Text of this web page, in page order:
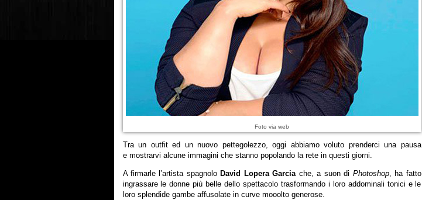
Foto via web
Tra un outfit ed un nuovo pettegolezzo, oggi abbiamo voluto prenderci una pausa
e mostrarvi alcune immagini che stanno popolando la rete in questi giorni.
A firmarle l’artista spagnolo David Lopera Garcia che, a suon di Photoshop, ha fatto
ingrassare le donne più belle dello spettacolo trasformando i loro addominali tonici e le
loro splendide gambe affusolate in curve mooolto generose.